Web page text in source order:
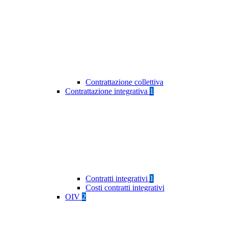
Contrattazione collettiva
Contrattazione integrativa 1
Contratti integrativi 1
Costi contratti integrativi
OIV 2